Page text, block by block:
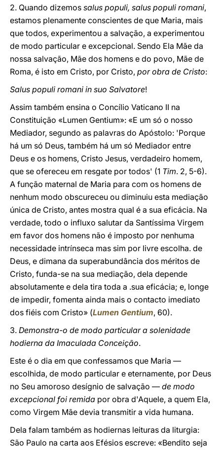
2. Quando dizemos salus populi, salus populi romani,
estamos plenamente conscientes de que Maria, mais
que todos, experimentou a salvação, a experimentou
de modo particular e excepcional. Sendo Ela Mãe da
nossa salvação, Mãe dos homens e do povo, Mãe de
Roma, é isto em Cristo, por Cristo, por obra de Cristo:
Salus populi romani in suo Salvatore!
Assim também ensina o Concílio Vaticano II na
Constituição «Lumen Gentium»: «E um só o nosso
Mediador, segundo as palavras do Apóstolo: 'Porque
há um só Deus, também há um só Mediador entre
Deus e os homens, Cristo Jesus, verdadeiro homem,
que se ofereceu em resgate por todos' (1 Tim. 2, 5-6).
A função maternal de Maria para com os homens de
nenhum modo obscureceu ou diminuiu esta mediação
única de Cristo, antes mostra qual é a sua eficácia. Na
verdade, todo o influxo salutar da Santíssima Virgem
em favor dos homens não é imposto por nenhuma
necessidade intrínseca mas sim por livre escolha. de
Deus, e dimana da superabundância dos méritos de
Cristo, funda-se na sua mediação, dela depende
absolutamente e dela tira toda a .sua eficácia; e, longe
de impedir, fomenta ainda mais o contacto imediato
dos fiéis com Cristo» (Lumen Gentium, 60).
3. Demonstra-o de modo particular a solenidade
hodierna da Imaculada Conceição.
Este é o dia em que confessamos que Maria —
escolhida, de modo particular e eternamente, por Deus
no Seu amoroso desígnio de salvação — de modo
excepcional foi remida por obra d'Aquele, a quem Ela,
como Virgem Mãe devia transmitir a vida humana.
Dela falam também as hodiernas leituras da liturgia:
São Paulo na carta aos Efésios escreve: «Bendito seja